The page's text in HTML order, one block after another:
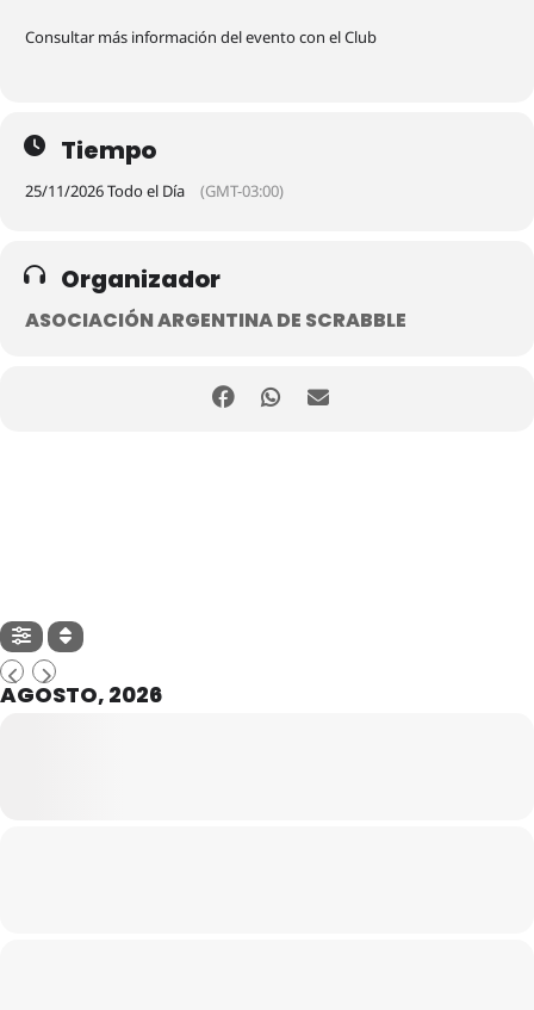
Consultar más información del evento con el Club
Tiempo
25/11/2026 Todo el Día (GMT-03:00)
Organizador
ASOCIACIÓN ARGENTINA DE SCRABBLE
AGOSTO, 2026